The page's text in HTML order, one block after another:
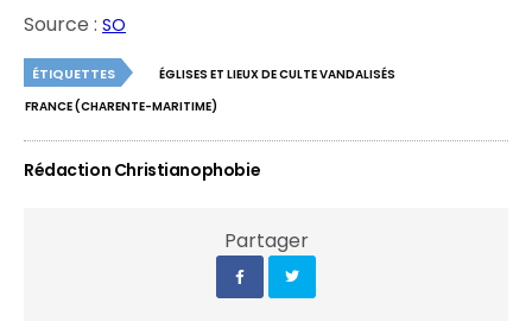
Source :SO
ÉTIQUETTES
ÉGLISES ET LIEUX DE CULTE VANDALISÉS
FRANCE (CHARENTE-MARITIME)
Rédaction Christianophobie
Partager